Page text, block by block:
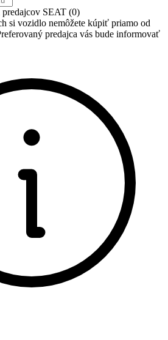
SEAT (0)
si vozidlo nemôžete kúpiť priamo od
predajca vás bude informovať